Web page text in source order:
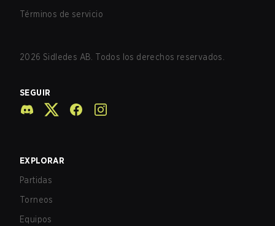
Términos de servicio
2026 Sidledes AB. Todos los derechos reservados.
SEGUIR
EXPLORAR
Partidas
Torneos
Equipos